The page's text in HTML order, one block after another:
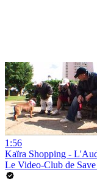
1:56
Kaïra Shopping -
Le Video-Club de